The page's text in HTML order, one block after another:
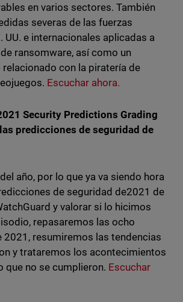
en varios sectores. También
severas de las fuerzas
UU. e internacionales aplicadas a
ransomware, así como un
con la piratería de
Escuchar ahora.
Security Predictions Grading
predicciones de seguridad de
año, por lo que ya va siendo hora
de seguridad de2021 de
y valorar si lo hicimos
repasaremos las ocho
2021, resumiremos las tendencias
y trataremos los acontecimientos
que no se cumplieron. Escuchar